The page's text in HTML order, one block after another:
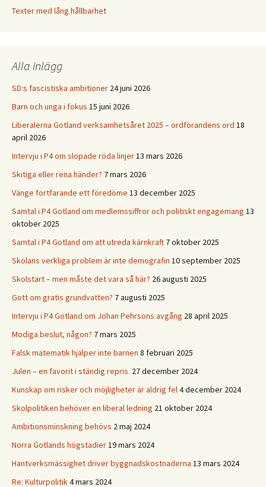
Texter med lång hållbarhet
Alla inlägg
SD:s fascistiska ambitioner 24 juni 2026
Barn och unga i fokus 15 juni 2026
Liberalerna Gotland verksamhetsåret 2025 – ordförandens ord 18
april 2026
Intervju i P4 om slopade röda linjer13 mars 2026
Skitiga eller rena händer? 7 mars 2026
Vänge fortfarande ett föredöme 13 december 2025
Samtal i P4 Gotland om medlemssiffror och politiskt engagemang 13
oktober 2025
Samtal i P4 Gotland om att utreda kärnkraft 7 oktober 2025
Skolans verkliga problem är inte demografin 10 september 2025
Skolstart – men måste det vara så här? 26 augusti 2025
Gott om gratis grundvatten? 7 augusti 2025
Intervju i P4 Gotland om Johan Pehrsons avgång 28 april 2025
Modiga beslut, någon? 7 mars 2025
Falsk matematik hjälper inte barnen 8 februari 2025
Julen – en favorit i ständig repris. 27 december 2024
Kunskap om risker och möjligheter är aldrig fel4 december 2024
Skolpolitiken behöver en liberal ledning 21 oktober 2024
Ambitionsminskning behövs 2 maj 2024
Norra Gotlands högstadier19 mars 2024
Hantverksmässighet driver byggnadskostnaderna 13 mars 2024
Re: Kulturpolitik4 mars 2024